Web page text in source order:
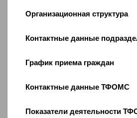
Организационная структура
Контактные данные
График приема граждан
Контактные данные ТФОМС
Показатели деятельности